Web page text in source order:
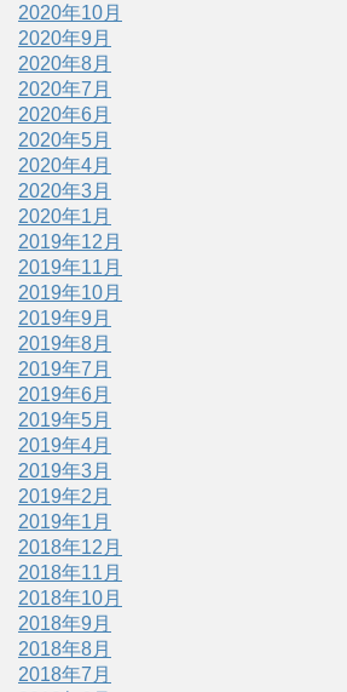
2020年10月
2020年9月
2020年8月
2020年7月
2020年6月
2020年5月
2020年4月
2020年3月
2020年1月
2019年12月
2019年11月
2019年10月
2019年9月
2019年8月
2019年7月
2019年6月
2019年5月
2019年4月
2019年3月
2019年2月
2019年1月
2018年12月
2018年11月
2018年10月
2018年9月
2018年8月
2018年7月